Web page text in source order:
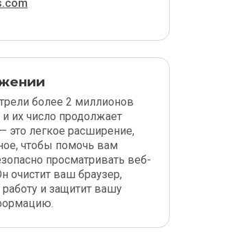
более 2 миллионов
и их число продолжает
это легкое расширение,
чтобы помочь вам
просматривать веб-
очистит ваш браузер,
работу и защитит вашу